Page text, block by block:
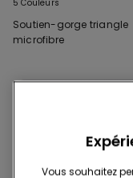
5 Couleurs
Soutien-gorge triangle
microfibre
Vous souhaitez